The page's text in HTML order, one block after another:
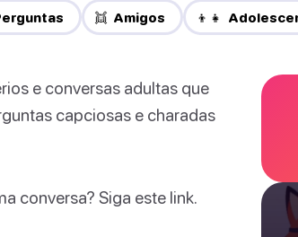
👯 Amigos 👦👧
e conversas adultas que
capciosas e charadas
conversa? Siga este link.